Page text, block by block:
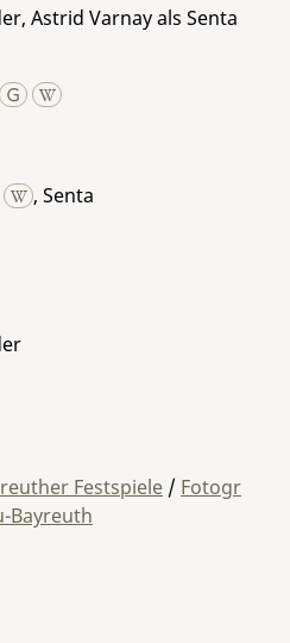
Astrid Varnay als Senta
, Senta
Festspiele / Fotogr
Bayreuth